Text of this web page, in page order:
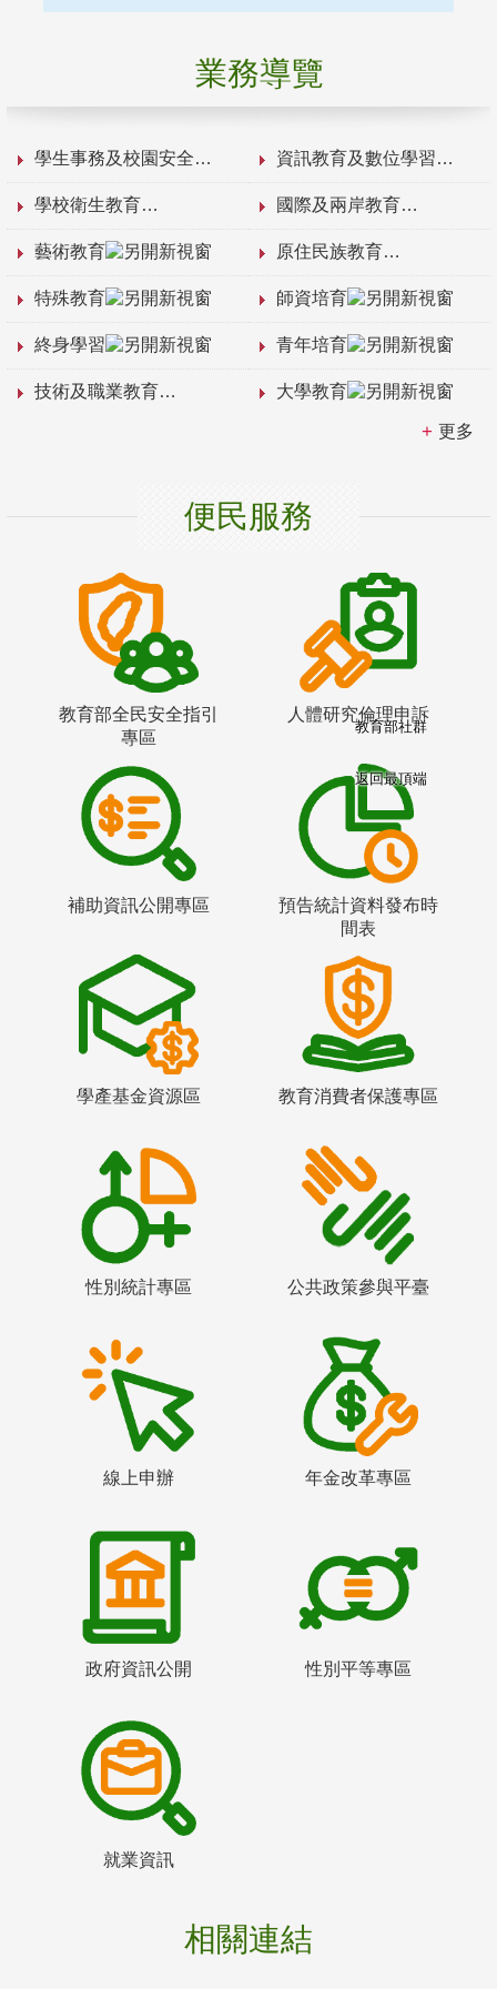
業務導覽
學生事務及校園安全 資訊教育及數位學習
學校衛生教育 國際及兩岸教育
藝術教育 原住民族教育
特殊教育 師資培育
終身學習 青年培育
技術及職業教育 大學教育
更多
便民服務
教育部全民安全指引
專區
人體研究倫理申訴
補助資訊公開專區
預告統計資料發布時
間表
學產基金資源區 教育消費者保護專區
性別統計專區 公共政策參與平臺
線上申辦 年金改革專區
政府資訊公開 性別平等專區
就業資訊
相關連結
教育部社群
返回最頂端